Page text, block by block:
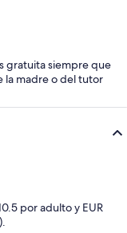
gratuita siempre que
la madre o del tutor
por adulto y EUR